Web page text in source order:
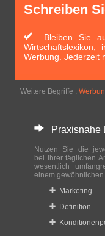
Schreiben
Bleiben Sie
Wirtschaftslexikon,
Werbung. Jederzeit
Weitere Begriffe :
Praxisnahe
Nutzen Sie die
bei Ihrer täglichen
wesentlich
einem gewöhnlichen
Marketing
Definition